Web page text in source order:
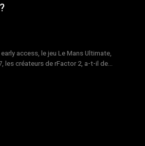
access, le jeu Le Mans Ultimate,
les créateurs de rFactor 2, a-t-il de...